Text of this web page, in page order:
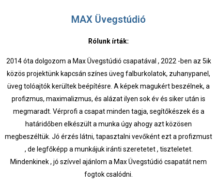
MAX Üvegstúdió
Rólunk írták:
2014 óta dolgozom a Max Üvegstúdió csapatával , 2022 -ben az 5ik
közös projektünk kapcsán színes üveg falburkolatok, zuhanypanel,
üveg tolóajtók kerültek beépítésre. A képek magukért beszélnek, a
profizmus, maximalizmus, és alázat ilyen sok év és siker után is
megmaradt. Vérprofi a csapat minden tagja, segítőkészek és a
határidőben elkészült a munka úgy ahogy azt közösen
megbeszéltük. Jó érzés látni, tapasztalni vevőként ezt a profizmust
, de legfőképp a munkájuk iránti szeretetet , tiszteletet.
Mindenkinek , jó szívvel ajánlom a Max Üvegstúdió csapatát nem
fogtok csalódni.